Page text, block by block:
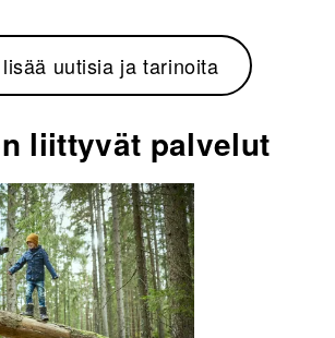
uutisia ja tarinoita
liittyvät palvelut